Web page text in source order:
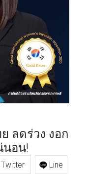
ลดร่วง งอก
นอน!
Line